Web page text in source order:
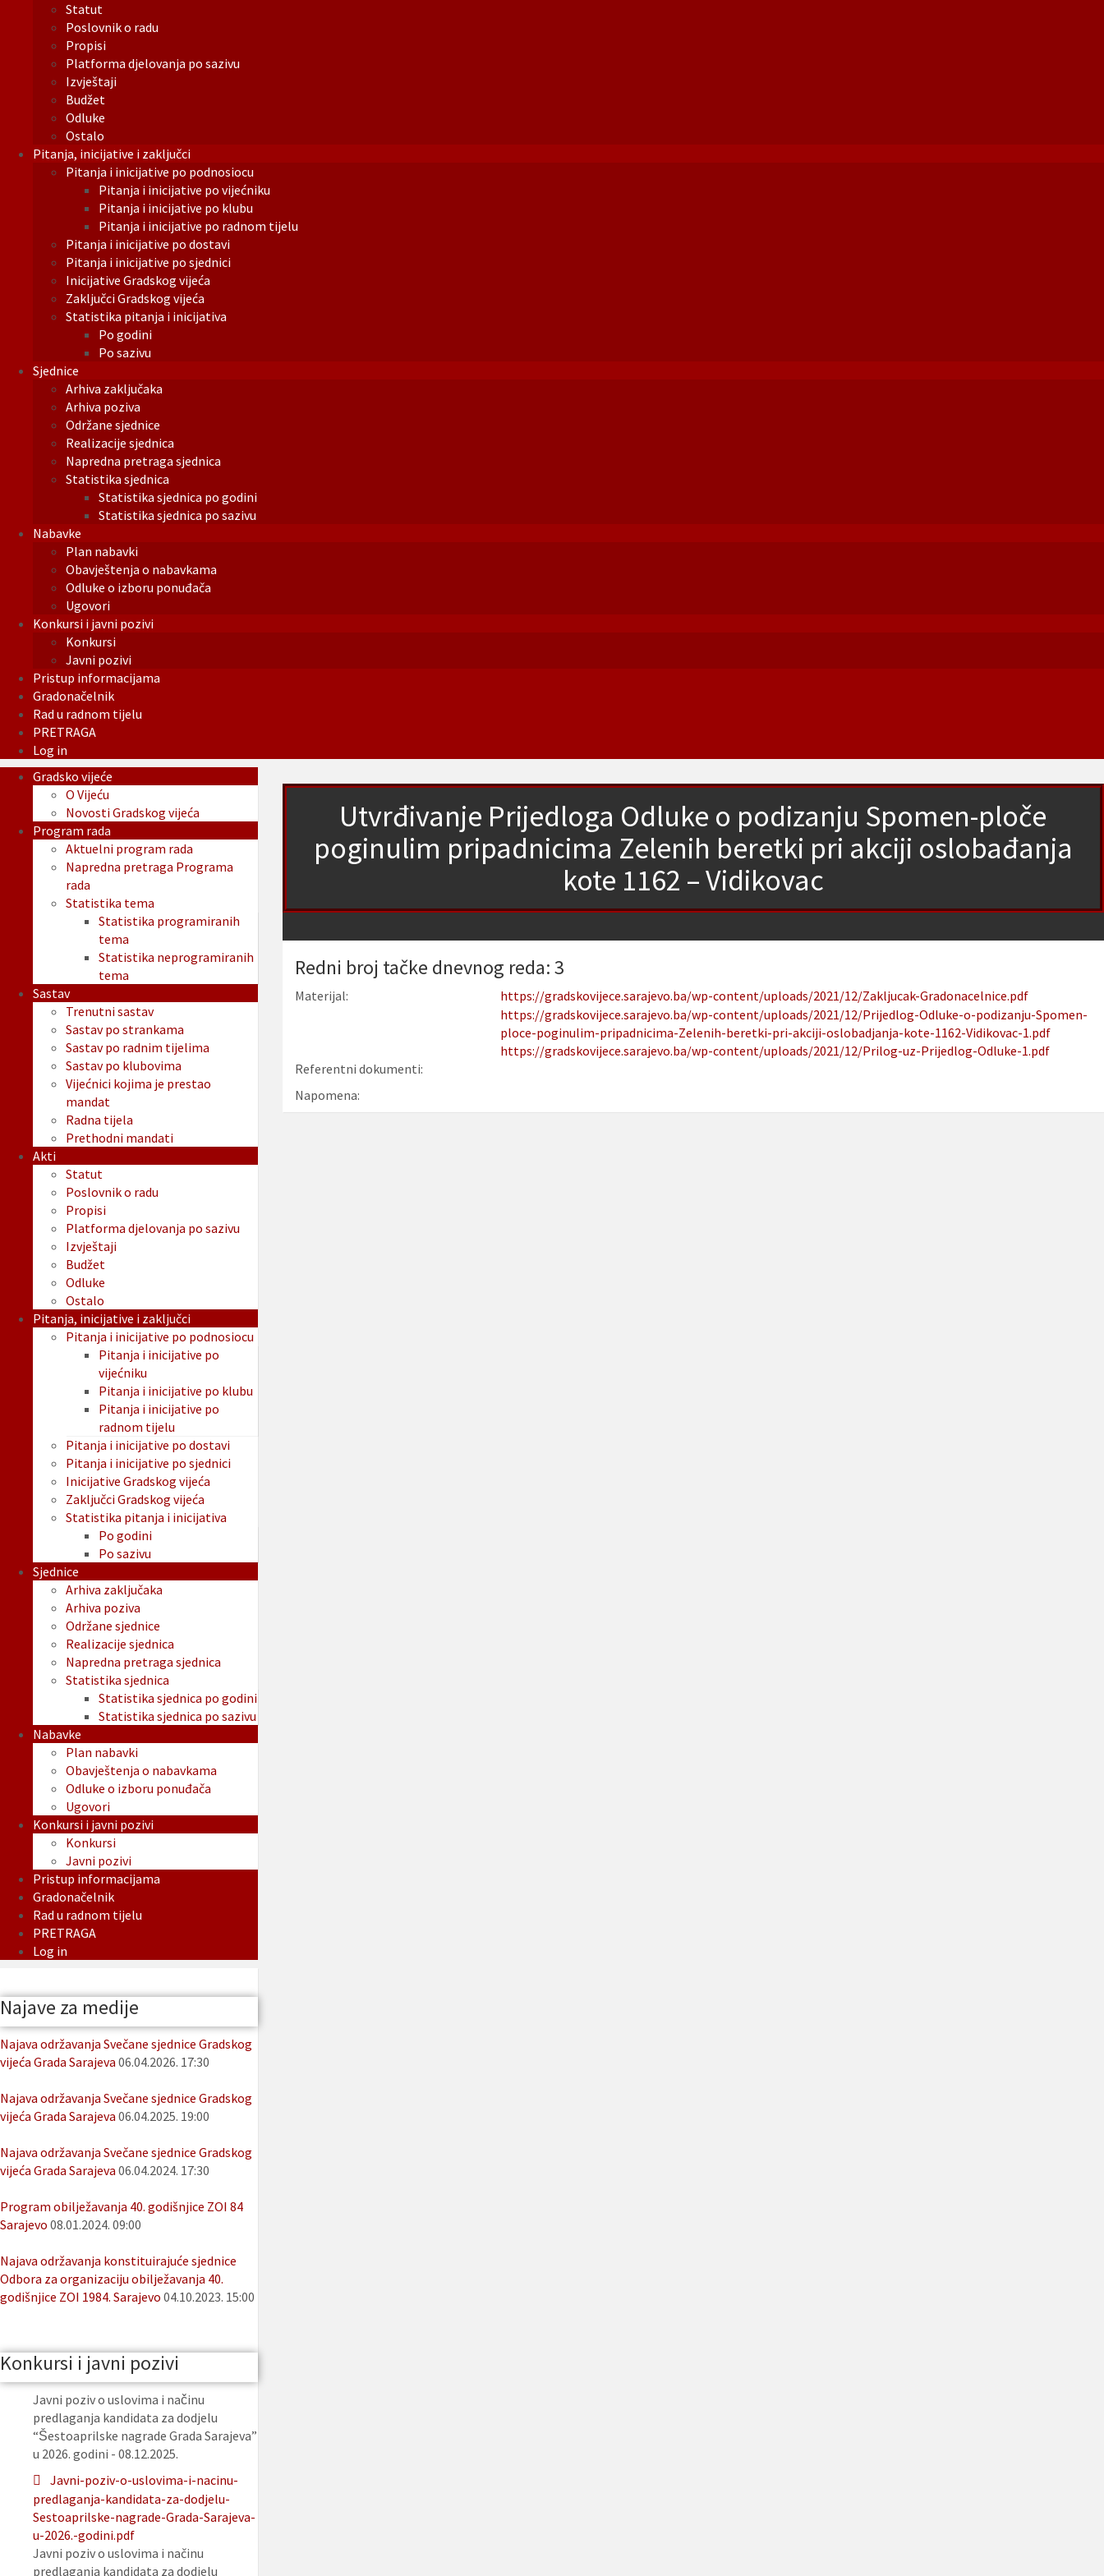
Statut
Poslovnik o radu
Propisi
Platforma djelovanja po sazivu
Izvještaji
Budžet
Odluke
Ostalo
Pitanja, inicijative i zaključci
Pitanja i inicijative po podnosiocu
Pitanja i inicijative po vijećniku
Pitanja i inicijative po klubu
Pitanja i inicijative po radnom tijelu
Pitanja i inicijative po dostavi
Pitanja i inicijative po sjednici
Inicijative Gradskog vijeća
Zaključci Gradskog vijeća
Statistika pitanja i inicijativa
Po godini
Po sazivu
Sjednice
Arhiva zaključaka
Arhiva poziva
Održane sjednice
Realizacije sjednica
Napredna pretraga sjednica
Statistika sjednica
Statistika sjednica po godini
Statistika sjednica po sazivu
Nabavke
Plan nabavki
Obavještenja o nabavkama
Odluke o izboru ponuđača
Ugovori
Konkursi i javni pozivi
Konkursi
Javni pozivi
Pristup informacijama
Gradonačelnik
Rad u radnom tijelu
PRETRAGA
Log in
Utvrđivanje Prijedloga Odluke o podizanju Spomen-ploče
poginulim pripadnicima Zelenih beretki pri akciji oslobađanja
kote 1162 – Vidikovac
Redni broj tačke dnevnog reda: 3
Materijal:
https://gradskovijece.sarajevo.ba/wp-content/uploads/2021/12/Zakljucak-Gradonacelnice.pdf
https://gradskovijece.sarajevo.ba/wp-content/uploads/2021/12/Prijedlog-Odluke-o-podizanju-Spomen-
ploce-poginulim-pripadnicima-Zelenih-beretki-pri-akciji-oslobadjanja-kote-1162-Vidikovac-1.pdf
https://gradskovijece.sarajevo.ba/wp-content/uploads/2021/12/Prilog-uz-Prijedlog-Odluke-1.pdf
Referentni dokumenti:
Napomena:
Gradsko vijeće
O Vijeću
Novosti Gradskog vijeća
Program rada
Aktuelni program rada
Napredna pretraga Programa
rada
Statistika tema
Statistika programiranih
tema
Statistika neprogramiranih
tema
Sastav
Trenutni sastav
Sastav po strankama
Sastav po radnim tijelima
Sastav po klubovima
Vijećnici kojima je prestao
mandat
Radna tijela
Prethodni mandati
Akti
Statut
Poslovnik o radu
Propisi
Platforma djelovanja po sazivu
Izvještaji
Budžet
Odluke
Ostalo
Pitanja, inicijative i zaključci
Pitanja i inicijative po podnosiocu
Pitanja i inicijative po
vijećniku
Pitanja i inicijative po klubu
Pitanja i inicijative po
radnom tijelu
Pitanja i inicijative po dostavi
Pitanja i inicijative po sjednici
Inicijative Gradskog vijeća
Zaključci Gradskog vijeća
Statistika pitanja i inicijativa
Po godini
Po sazivu
Sjednice
Arhiva zaključaka
Arhiva poziva
Održane sjednice
Realizacije sjednica
Napredna pretraga sjednica
Statistika sjednica
Statistika sjednica po godini
Statistika sjednica po sazivu
Nabavke
Plan nabavki
Obavještenja o nabavkama
Odluke o izboru ponuđača
Ugovori
Konkursi i javni pozivi
Konkursi
Javni pozivi
Pristup informacijama
Gradonačelnik
Rad u radnom tijelu
PRETRAGA
Log in
Najave za medije
Najava održavanja Svečane sjednice Gradskog
vijeća Grada Sarajeva 06.04.2026. 17:30
Najava održavanja Svečane sjednice Gradskog
vijeća Grada Sarajeva 06.04.2025. 19:00
Najava održavanja Svečane sjednice Gradskog
vijeća Grada Sarajeva 06.04.2024. 17:30
Program obilježavanja 40. godišnjice ZOI 84
Sarajevo 08.01.2024. 09:00
Najava održavanja konstituirajuće sjednice
Odbora za organizaciju obilježavanja 40.
godišnjice ZOI 1984. Sarajevo 04.10.2023. 15:00
Konkursi i javni pozivi
Javni poziv o uslovima i načinu
predlaganja kandidata za dodjelu
“Šestoaprilske nagrade Grada Sarajeva”
u 2026. godini - 08.12.2025.
Javni-poziv-o-uslovima-i-nacinu-
predlaganja-kandidata-za-dodjelu-
Sestoaprilske-nagrade-Grada-Sarajeva-
u-2026.-godini.pdf
Javni poziv o uslovima i načinu
predlaganja kandidata za dodjelu